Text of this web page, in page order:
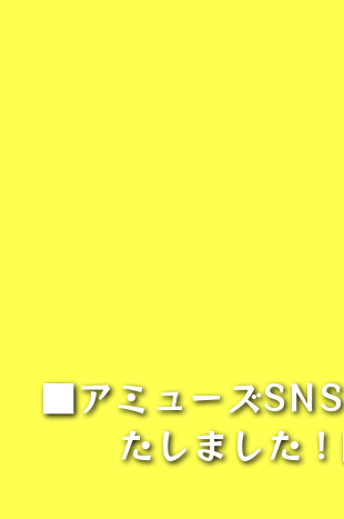
■アミューズ
たしました